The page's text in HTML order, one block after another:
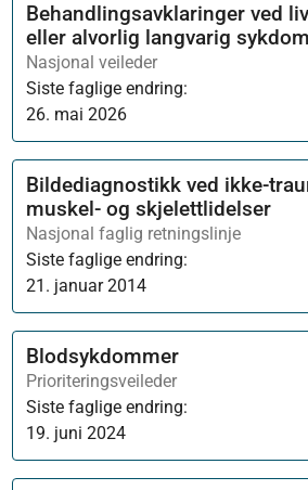
Behandlingsavklaringer ved
eller alvorlig langvarig sykdom
Nasjonal veileder
Siste faglige endring:
26. mai 2026
Bildediagnostikk ved ikke-
muskel- og skjelettlidelser
Nasjonal faglig retningslinje
Siste faglige endring:
21. januar 2014
Blodsykdommer
Prioriteringsveileder
Siste faglige endring:
19. juni 2024